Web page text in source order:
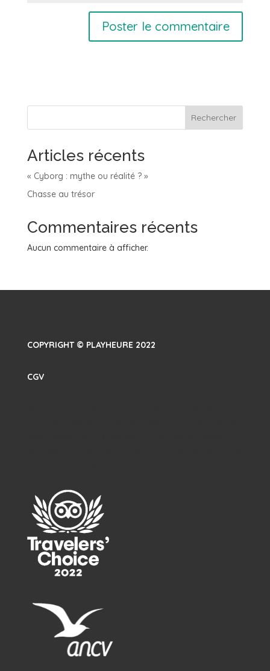
Rechercher
Articles récents
« Cyborg : mythe ou réalité ? »
Chasse au trésor
Commentaires récents
Aucun commentaire à afficher.
COPYRIGHT © PLAYHEURE 2022
CGV